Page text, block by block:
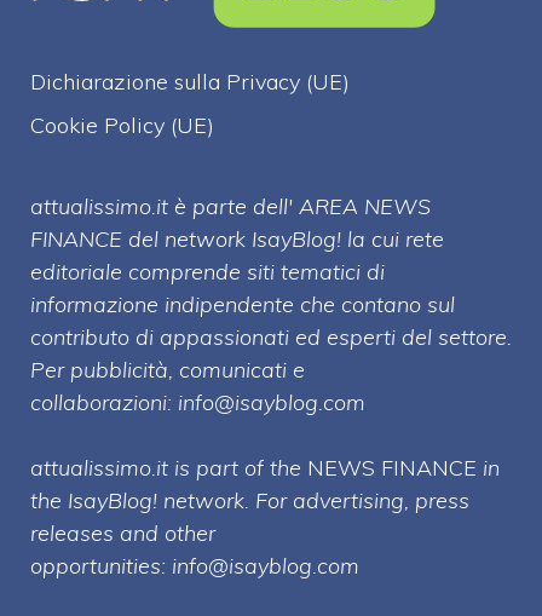
Dichiarazione sulla Privacy (UE)
Cookie Policy (UE)
attualissimo.it è parte dell' AREA NEWS
FINANCE del network IsayBlog! la cui rete
editoriale comprende siti tematici di
informazione indipendente che contano sul
contributo di appassionati ed esperti del settore.
Per pubblicità, comunicati e
collaborazioni: info@isayblog.com
attualissimo.it is part of the NEWS FINANCE in
the IsayBlog! network. For advertising, press
releases and other
opportunities: info@isayblog.com